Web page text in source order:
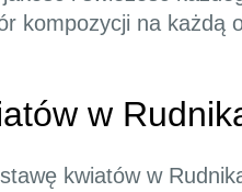
kompozycji na każdą
w
kwiatów w